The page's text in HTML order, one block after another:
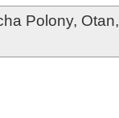
Polony, Otan